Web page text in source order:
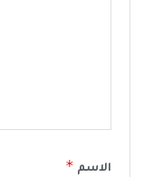
الاسم *